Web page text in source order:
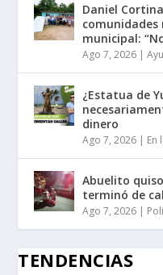
Daniel
comunidades
municipal:
Ago 7, 2026 |
¿Estatua de
dinero
Ago 7, 2026 | En
Abuelito
terminó de
Ago 7, 2026 |
TENDENCIAS